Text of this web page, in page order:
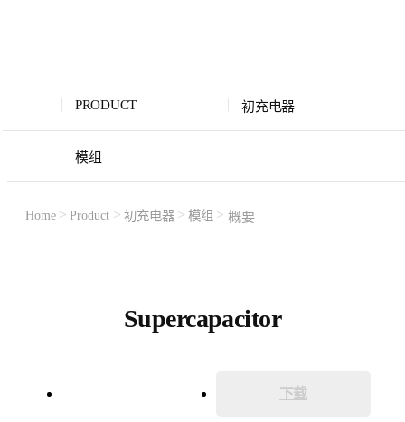
PRODUCT 初充电器
模组
Home Product 初充电器 模组 概要
Supercapacitor
下载